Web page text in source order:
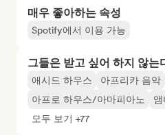
매우 좋아하는 속성
Spotify에서 이용 가능
그들은 받고 싶어 하지 않는
애시드 하우스 아프리카 음악
아프로 하우스/아마피아노
앰
모두 보기 +77